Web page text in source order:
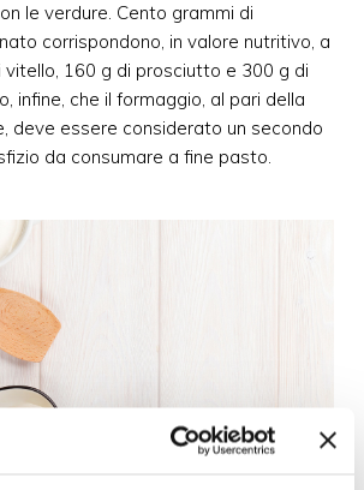
le verdure. Cento grammi di
corrispondono, in valore nutritivo, a
vitello, 160 g di prosciutto e 300 g di
infine, che il formaggio, al pari della
deve essere considerato un secondo
da consumare a fine pasto.